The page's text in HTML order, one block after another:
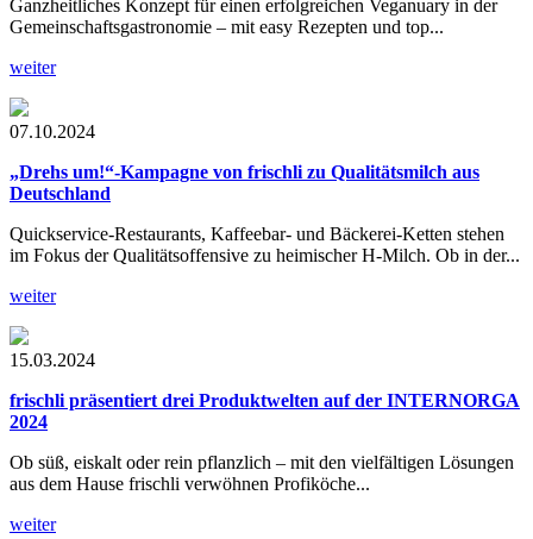
Ganzheitliches Konzept für einen erfolgreichen Veganuary in der
Gemeinschaftsgastronomie – mit easy Rezepten und top...
weiter
07.10.2024
„Drehs um!“-Kampagne von frischli zu Qualitätsmilch aus
Deutschland
Quickservice-Restaurants, Kaffeebar- und Bäckerei-Ketten stehen
im Fokus der Qualitätsoffensive zu heimischer H-Milch. Ob in der...
weiter
15.03.2024
frischli präsentiert drei Produktwelten auf der INTERNORGA
2024
Ob süß, eiskalt oder rein pflanzlich – mit den vielfältigen Lösungen
aus dem Hause frischli verwöhnen Profiköche...
weiter